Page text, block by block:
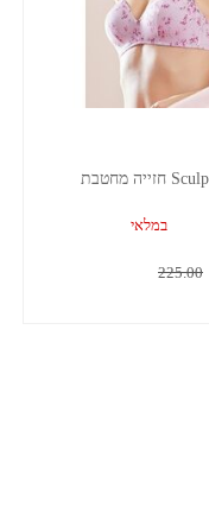
Sculpt Wire Delicate חזייה מחטבת
במלאי
225.00